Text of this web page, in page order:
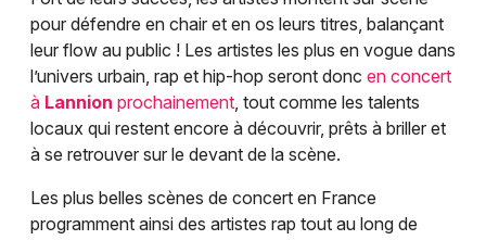
pour défendre en chair et en os leurs titres, balançant
leur flow au public ! Les artistes les plus en vogue dans
l’univers urbain, rap et hip-hop seront donc en concert
à Lannion prochainement, tout comme les talents
locaux qui restent encore à découvrir, prêts à briller et
à se retrouver sur le devant de la scène.
Les plus belles scènes de concert en France
programment ainsi des artistes rap tout au long de